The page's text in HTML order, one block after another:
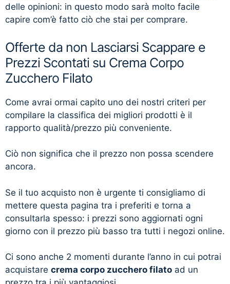
delle opinioni: in questo modo sarà molto facile
capire com’è fatto ciò che stai per comprare.
Offerte da non Lasciarsi Scappare e
Prezzi Scontati su Crema Corpo
Zucchero Filato
Come avrai ormai capito uno dei nostri criteri per
compilare la classifica dei migliori prodotti è il
rapporto qualità/prezzo più conveniente.
Ciò non significa che il prezzo non possa scendere
ancora.
Se il tuo acquisto non è urgente ti consigliamo di
mettere questa pagina tra i preferiti e torna a
consultarla spesso: i prezzi sono aggiornati ogni
giorno con il prezzo più basso tra tutti i negozi online.
Ci sono anche 2 momenti durante l’anno in cui potrai
acquistare crema corpo zucchero filato ad un